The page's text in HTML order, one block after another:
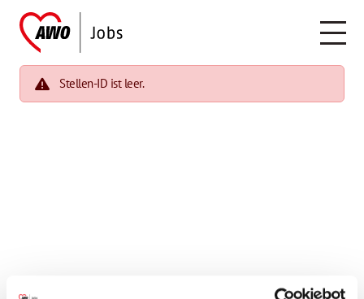
Stellen-ID ist leer.